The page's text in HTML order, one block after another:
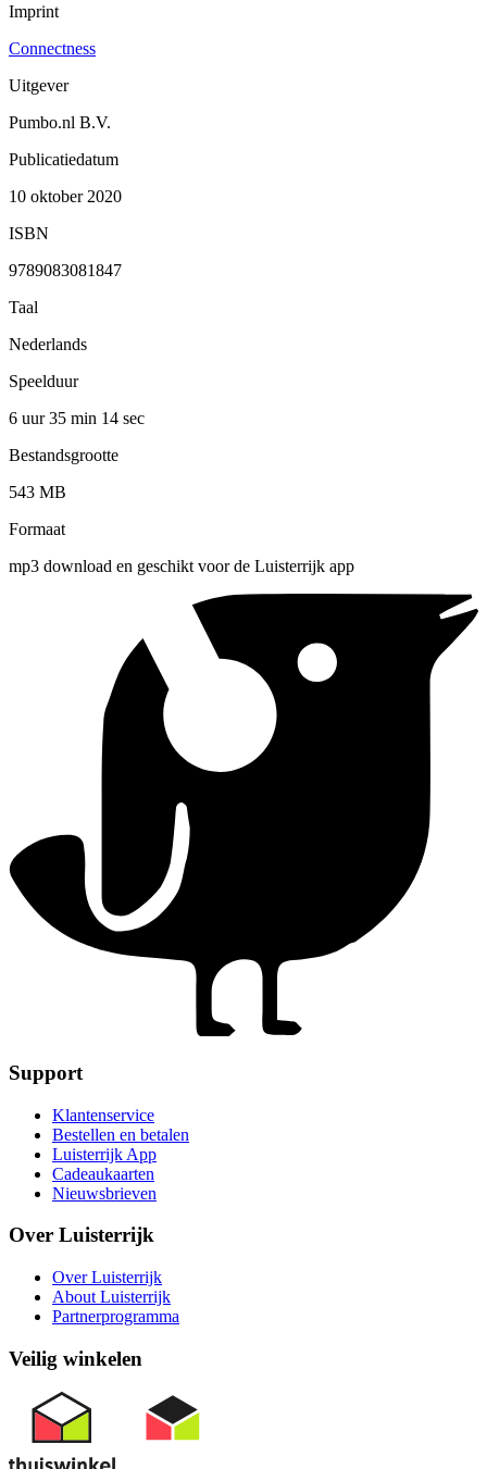
Imprint
Connectness
Uitgever
Pumbo.nl B.V.
Publicatiedatum
10 oktober 2020
ISBN
9789083081847
Taal
Nederlands
Speelduur
6 uur 35 min 14 sec
Bestandsgrootte
543 MB
Formaat
mp3 download en geschikt voor de Luisterrijk app
Support
Klantenservice
Bestellen en betalen
Luisterrijk App
Cadeaukaarten
Nieuwsbrieven
Over Luisterrijk
Over Luisterrijk
About Luisterrijk
Partnerprogramma
Veilig winkelen